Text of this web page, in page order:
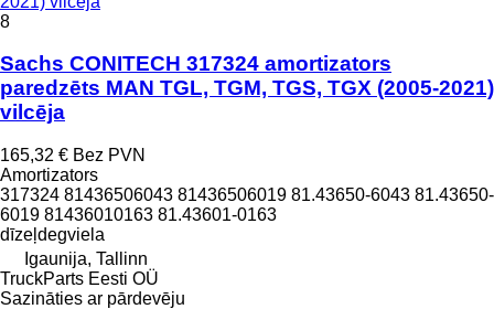
8
Sachs CONITECH 317324 amortizators
paredzēts MAN TGL, TGM, TGS, TGX (2005-2021)
vilcēja
165,32 € Bez PVN
Amortizators
317324 81436506043 81436506019 81.43650-6043 81.43650-
6019 81436010163 81.43601-0163
dīzeļdegviela
Igaunija, Tallinn
TruckParts Eesti OÜ
Sazināties ar pārdevēju